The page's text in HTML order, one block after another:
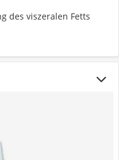
des viszeralen Fetts